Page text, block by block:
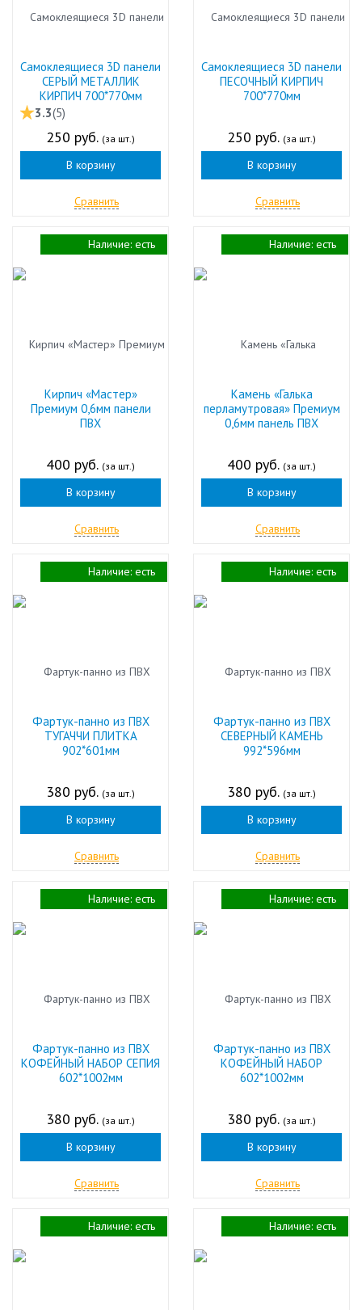
Самоклеящиеся 3D панели
СЕРЫЙ МЕТАЛЛИК
КИРПИЧ 700*770мм
3.3(5)
250 руб. (за шт.)
В корзину
Сравнить
Самоклеящиеся 3D панели
ПЕСОЧНЫЙ КИРПИЧ
700*770мм
250 руб. (за шт.)
В корзину
Сравнить
Кирпич «Мастер»
Премиум 0,6мм панели
ПВХ
400 руб. (за шт.)
В корзину
Сравнить
Наличие: есть
Камень «Галька
перламутровая» Премиум
0,6мм панель ПВХ
400 руб. (за шт.)
В корзину
Сравнить
Наличие: есть
Фартук-панно из ПВХ
ТУГАЧЧИ ПЛИТКА
902*601мм
380 руб. (за шт.)
В корзину
Сравнить
Наличие: есть
Фартук-панно из ПВХ
СЕВЕРНЫЙ КАМЕНЬ
992*596мм
380 руб. (за шт.)
В корзину
Сравнить
Наличие: есть
Фартук-панно из ПВХ
КОФЕЙНЫЙ НАБОР СЕПИЯ
602*1002мм
380 руб. (за шт.)
В корзину
Сравнить
Наличие: есть
Фартук-панно из ПВХ
КОФЕЙНЫЙ НАБОР
602*1002мм
380 руб. (за шт.)
В корзину
Сравнить
Наличие: есть
Наличие: есть Наличие: есть